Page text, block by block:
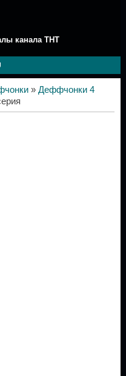
канала ТНТ
» Деффчонки 4